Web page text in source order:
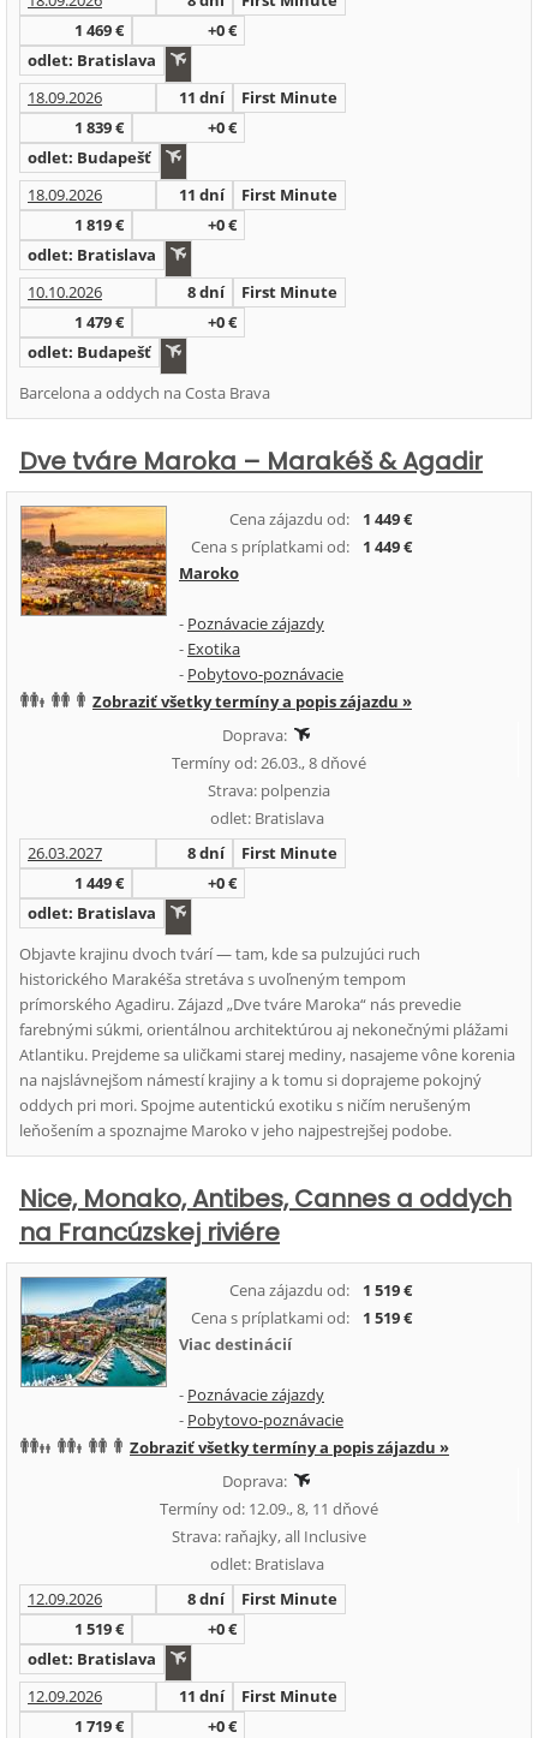
1 469 €
+0 €
odlet: Bratislava
18.09.2026
11 dní
First Minute
1 839 €
+0 €
odlet: Budapešť
18.09.2026
11 dní
First Minute
1 819 €
+0 €
odlet: Bratislava
10.10.2026
8 dní
First Minute
1 479 €
+0 €
odlet: Budapešť
Barcelona a oddych na Costa Brava
Dve tváre Maroka – Marakéš & Agadir
Cena zájazdu od:
1 449 €
Cena s príplatkami od:
1 449 €
Maroko
- Poznávacie zájazdy
- Exotika
- Pobytovo-poznávacie
Zobraziť všetky termíny a popis zájazdu »
Doprava:
Termíny od: 26.03., 8 dňové
Strava: polpenzia
odlet: Bratislava
26.03.2027
8 dní
First Minute
1 449 €
+0 €
odlet: Bratislava
Objavte krajinu dvoch tvárí — tam, kde sa pulzujúci ruch
historického Marakéša stretáva s uvoľneným tempom
prímorského Agadiru. Zájazd „Dve tváre Maroka“ nás prevedie
farebnými súkmi, orientálnou architektúrou aj nekonečnými plážami
Atlantiku. Prejdeme sa uličkami starej mediny, nasajeme vône korenia
na najslávnejšom námestí krajiny a k tomu si doprajeme pokojný
oddych pri mori. Spojme autentickú exotiku s ničím nerušeným
leňošením a spoznajme Maroko v jeho najpestrejšej podobe.
Nice, Monako, Antibes, Cannes a oddych
na Francúzskej riviére
Cena zájazdu od:
1 519 €
Cena s príplatkami od:
1 519 €
Viac destinácií
- Poznávacie zájazdy
- Pobytovo-poznávacie
Zobraziť všetky termíny a popis zájazdu »
Doprava:
Termíny od: 12.09., 8, 11 dňové
Strava: raňajky, all Inclusive
odlet: Bratislava
12.09.2026
8 dní
First Minute
1 519 €
+0 €
odlet: Bratislava
12.09.2026
11 dní
First Minute
1 719 €
+0 €